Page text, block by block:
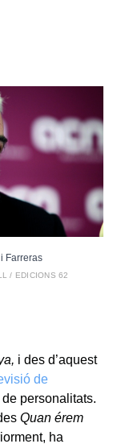
Farreras
/ EDICIONS 62
i des d’aquest
de
personalitats.
Quan érem
ha